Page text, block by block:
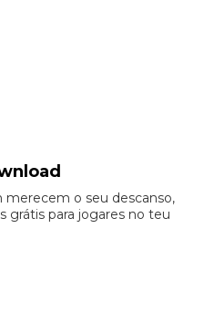
o seu descanso,
grátis para jogares no teu